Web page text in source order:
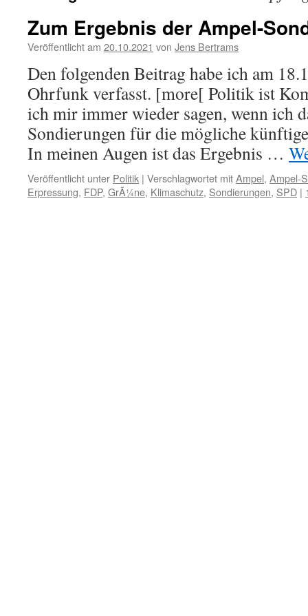
Zum Ergebnis der Ampel-
Veröffentlicht am 20.10.2021 von Jens Bertrams
Den folgenden Beitrag habe ich am
Ohrfunk verfasst. [more[ Politik ist
ich mir immer wieder sagen, wenn ich
Sondierungen für die mögliche
In meinen Augen ist das Ergebnis …
Veröffentlicht unter Politik | Verschlagwortet mitAmpel, Ampel-
Erpressung, FDP, GrÃ¼ne, Klimaschutz, Sondierungen, SPD |